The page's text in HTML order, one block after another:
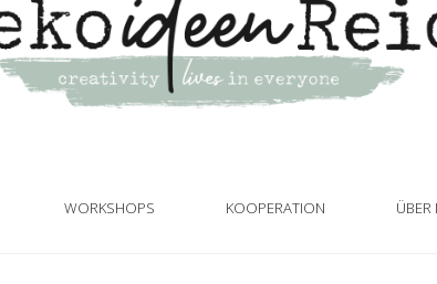
WORKSHOPS KOOPERATION ÜBER